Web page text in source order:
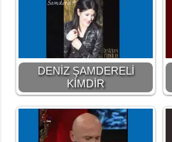
DENİZ ŞAMDERELİ
KİMDİR